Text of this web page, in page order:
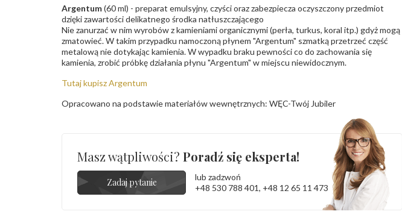
Argentum(60 ml) - preparat emulsyjny, czyści oraz zabezpiecza oczyszczony przedmiot
dzięki zawartości delikatnego środka natłuszczającego
Nie zanurzać w nim wyrobów z kamieniami organicznymi (perła, turkus, koral itp.) gdyż mogą
zmatowieć. W takim przypadku namoczoną płynem "Argentum" szmatką przetrzeć część
metalową nie dotykając kamienia. W wypadku braku pewności co do zachowania się
kamienia, zrobić próbkę działania płynu "Argentum" w miejscu niewidocznym.
Tutaj kupisz Argentum
Opracowano na podstawie materiałów wewnętrznych: WĘC-Twój Jubiler
Masz wątpliwości? Poradź się eksperta!
Zadaj pytanie
lub zadzwoń
+48 530 788 401, +48 12 65 11 473